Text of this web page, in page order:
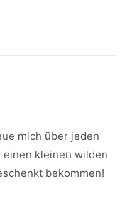
mich über jeden
einen kleinen wilden
bekommen!